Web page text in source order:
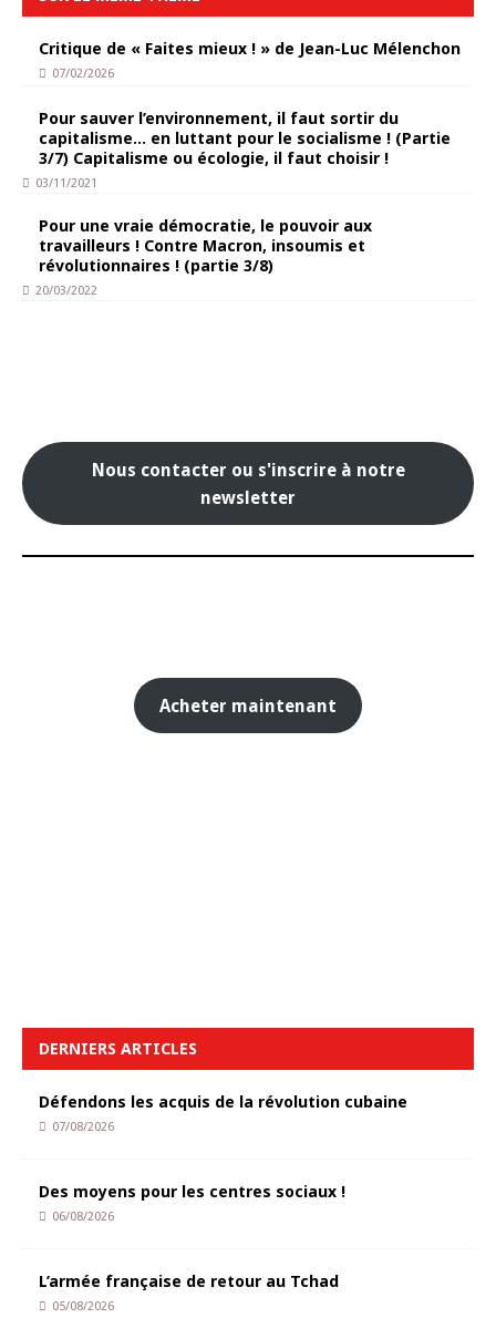
Critique de « Faites mieux ! » de Jean-Luc Mélenchon
07/02/2026
Pour sauver l’environnement, il faut sortir du
capitalisme… en luttant pour le socialisme ! (Partie
3/7) Capitalisme ou écologie, il faut choisir !
03/11/2021
Pour une vraie démocratie, le pouvoir aux
travailleurs ! Contre Macron, insoumis et
révolutionnaires ! (partie 3/8)
20/03/2022
Nous contacter ou s'inscrire à notre
newsletter
Acheter maintenant
DERNIERS ARTICLES
Défendons les acquis de la révolution cubaine
07/08/2026
Des moyens pour les centres sociaux !
06/08/2026
L’armée française de retour au Tchad
05/08/2026